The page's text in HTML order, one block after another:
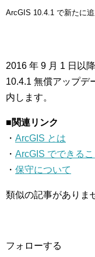
ArcGIS 10.4.1 で新たに
2016 年 9 月 1 日以
10.4.1 無償アップデ
内します。
■関連リンク
・ ArcGIS とは
・ ArcGIS でできるこ
・ 保守について
類似の記事がありま
フォローする